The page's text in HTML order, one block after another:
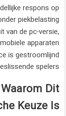
respons op
piekbelasting.
van de pc-versie,
apparaten.
is gestroomlijnd
spelers.
Dit
Keuze Is